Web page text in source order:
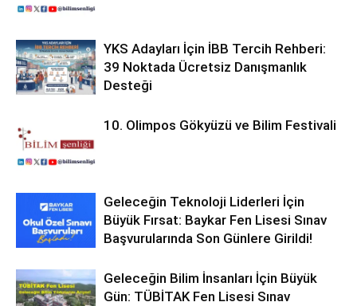
YKS Adayları İçin İBB Tercih Rehberi:
39 Noktada Ücretsiz Danışmanlık
Desteği
10. Olimpos Gökyüzü ve Bilim Festivali
Geleceğin Teknoloji Liderleri İçin
Büyük Fırsat: Baykar Fen Lisesi Sınav
Başvurularında Son Günlere Girildi!
Geleceğin Bilim İnsanları İçin Büyük
Gün: TÜBİTAK Fen Lisesi Sınav